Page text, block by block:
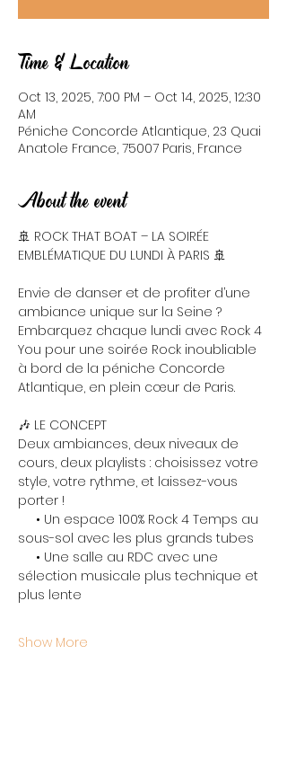
Time & Location
Oct 13, 2025, 7:00 PM – Oct 14, 2025, 12:30
AM
Péniche Concorde Atlantique, 23 Quai
Anatole France, 75007 Paris, France
About the event
🚢 ROCK THAT BOAT – LA SOIRÉE
EMBLÉMATIQUE DU LUNDI À PARIS 🚢
Envie de danser et de profiter d’une
ambiance unique sur la Seine ?
Embarquez chaque lundi avec Rock 4
You pour une soirée Rock inoubliable
à bord de la péniche Concorde
Atlantique, en plein cœur de Paris.
🎶 LE CONCEPT
Deux ambiances, deux niveaux de
cours, deux playlists : choisissez votre
style, votre rythme, et laissez-vous
porter !
• Un espace 100% Rock 4 Temps au
sous-sol avec les plus grands tubes
• Une salle au RDC avec une
sélection musicale plus technique et
plus lente
Show More